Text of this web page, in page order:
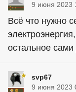
9 июня 2023
Всё что нужно
остальное
svp67
9 июня 2023